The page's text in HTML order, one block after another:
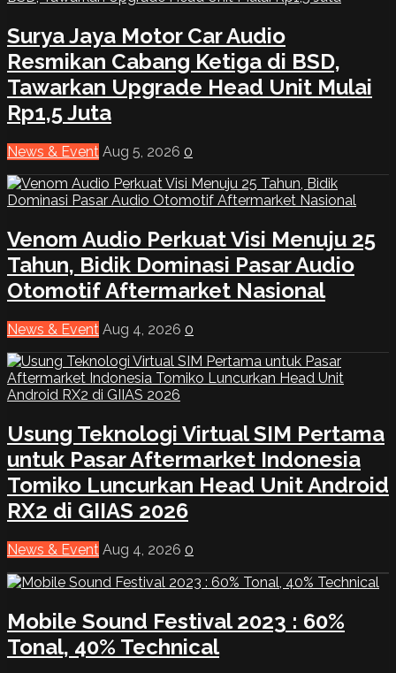
Surya Jaya Motor Car Audio
Resmikan Cabang Ketiga di BSD,
Tawarkan Upgrade Head Unit Mulai
Rp1,5 Juta
News & Event Aug 5, 2026 0
Venom Audio Perkuat Visi Menuju 25
Tahun, Bidik Dominasi Pasar Audio
Otomotif Aftermarket Nasional
News & Event Aug 4, 2026 0
Usung Teknologi Virtual SIM Pertama
untuk Pasar Aftermarket Indonesia
Tomiko Luncurkan Head Unit Android
RX2 di GIIAS 2026
News & Event Aug 4, 2026 0
Mobile Sound Festival 2023 : 60%
Tonal, 40% Technical